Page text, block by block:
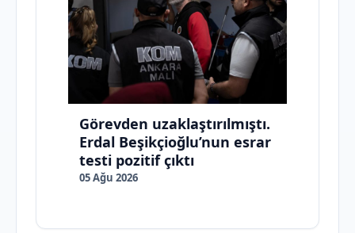
Görevden uzaklaştırılmıştı.
Erdal Beşikçioğlu’nun esrar
testi pozitif çıktı
05 Ağu 2026